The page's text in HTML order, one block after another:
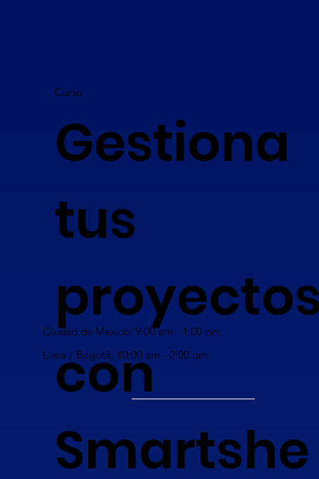
Lima / Bogotá: 10:00 am - 2:00 pm
Ciudad de México: 9:00 am - 1:00 pm
Curso
Gestiona
tus
con
Smartshe